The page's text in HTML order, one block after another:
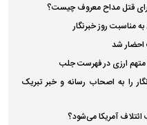
قتل مداح معروف چیست؟
مناسبت روز خبرنگار
احضار شد
را به اصحاب رسانه و خبر تبریک
آمریکا می‌شود؟